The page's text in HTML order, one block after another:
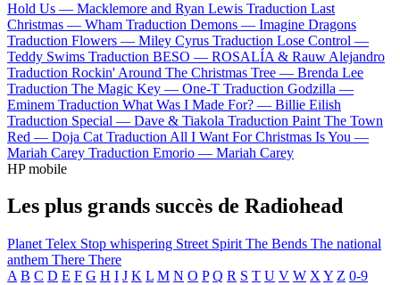
Hold Us — Macklemore and Ryan Lewis Traduction Last
Christmas — Wham Traduction Demons — Imagine Dragons
Traduction Flowers — Miley Cyrus Traduction Lose Control —
Teddy Swims Traduction BESO — ROSALÍA & Rauw Alejandro
Traduction Rockin' Around The Christmas Tree — Brenda Lee
Traduction The Magic Key — One-T Traduction Godzilla —
Eminem Traduction What Was I Made For? — Billie Eilish
Traduction Special — Dave & Tiakola Traduction Paint The Town
Red — Doja Cat Traduction All I Want For Christmas Is You —
Mariah Carey Traduction Emorio — Mariah Carey
HP mobile
Les plus grands succès de Radiohead
Planet Telex Stop whispering Street Spirit The Bends The national
anthem There There
A B C D E F G H I J K L M N O P Q R S T U V W X Y Z 0-9